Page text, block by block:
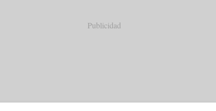
Publicidad